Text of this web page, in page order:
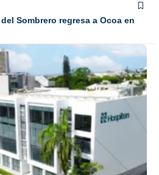
Sombrero regresa a Ocoa en